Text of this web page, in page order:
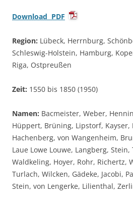
Download PDF
Region: Lübeck, Herrnburg,
Schleswig-Holstein, Hamburg,
Riga, Ostpreußen
Zeit: 1550 bis 1850 (1950)
Namen: Bacmeister, Weber,
Hüppert, Brüning, Lipstorf, Kayser,
Hachenberg, von Wangenheim,
Laue Lowe Louwe, Langberg,
Waldkeling, Hoyer, Rohr, Richertz,
Turlach, Wilcken, Gädeke, Jacobi,
Stein, von Lengerke, Lilienthal,